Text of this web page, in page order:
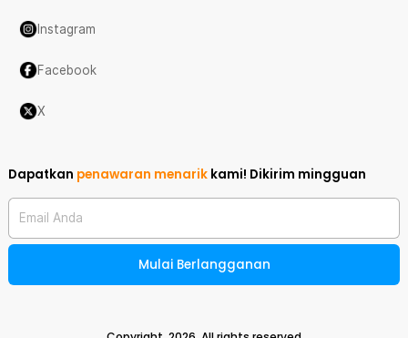
Instagram
Facebook
X
Dapatkan penawaran menarik kami! Dikirim mingguan
Email Anda
Mulai Berlangganan